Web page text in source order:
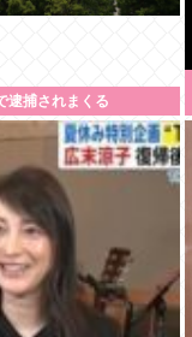
逮捕されまくる